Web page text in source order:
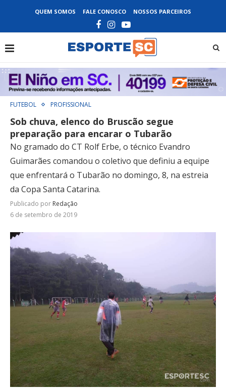
QUEM SOMOS FALE CONOSCO NOSSOS PARCEIROS
FUTEBOL PROFISSIONAL
Sob chuva, elenco do Bruscão segue
preparação para encarar o Tubarão
No gramado do CT Rolf Erbe, o técnico Evandro
Guimarães comandou o coletivo que definiu a equipe
que enfrentará o Tubarão no domingo, 8, na estreia
da Copa Santa Catarina.
Publicado por Redação
6 de setembro de 2019